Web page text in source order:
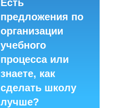
Есть
предложения по
организации
учебного
процесса или
знаете, как
сделать школу
лучше?